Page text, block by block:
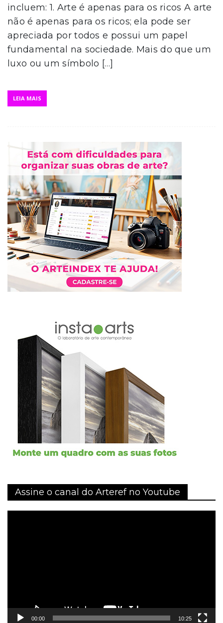
incluem: 1. Arte é apenas para os ricos A arte
não é apenas para os ricos; ela pode ser
apreciada por todos e possui um papel
fundamental na sociedade. Mais do que um
luxo ou um símbolo […]
LEIA MAIS
Assine o canal do Arteref no Youtube
00:00 10:25